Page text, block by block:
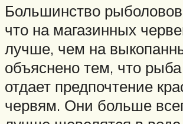
Большинство
что на магазинных
лучше, чем на
объяснено тем, что
отдает предпочтение
червям. Они больше